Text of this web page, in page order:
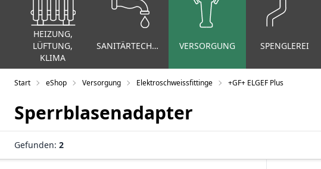
HEIZUNG,
LÜFTUNG,
KLIMA
SANITÄRTECHNIK VERSORGUNG SPENGLEREI
Start eShop Versorgung Elektroschweissfittinge +GF+ ELGEF Plus
Sperrblasenadapter
Gefunden: 2